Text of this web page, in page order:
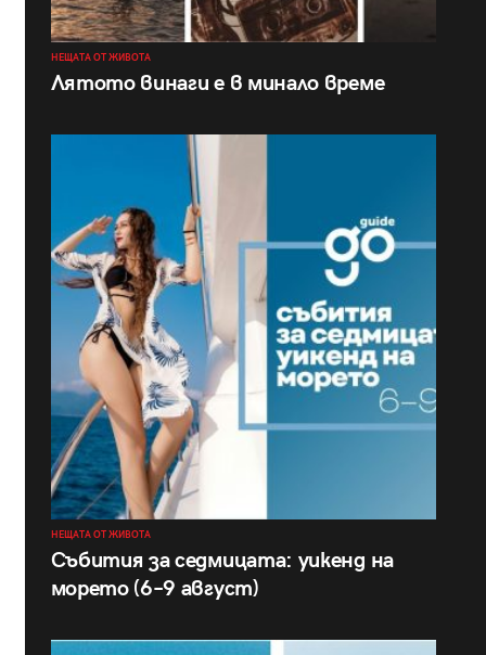
НЕЩАТА ОТ ЖИВОТА
Лятото винаги е в минало време
НЕЩАТА ОТ ЖИВОТА
Събития за седмицата: уикенд на
морето (6–9 август)